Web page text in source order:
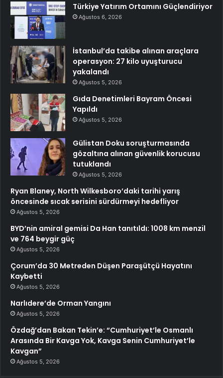
Türkiye Yatırım Ortamını Güçlendiriyor
Ağustos 6, 2026
İstanbul’da takibe alınan araçlara
operasyon: 27 kilo uyuşturucu
yakalandı
Ağustos 5, 2026
Gıda Denetimleri Bayram Öncesi
Yapıldı
Ağustos 5, 2026
Gülistan Doku soruşturmasında
gözaltına alınan güvenlik korucusu
tutuklandı
Ağustos 5, 2026
Ryan Blaney, North Wilkesboro’daki tarihi yarış
öncesinde sıcak serisini sürdürmeyi hedefliyor
Ağustos 5, 2026
BYD’nin amiral gemisi Da Han tanıtıldı: 1008 km menzil
ve 764 beygir güç
Ağustos 5, 2026
Çorum’da 30 Metreden Düşen Paraşütçü Hayatını
Kaybetti
Ağustos 5, 2026
Narlıdere’de Orman Yangını
Ağustos 5, 2026
Özdağ’dan Bakan Tekin’e: “Cumhuriyet’le Osmanlı
Arasında Bir Kavga Yok, Kavga Senin Cumhuriyet’le
Kavgan”
Ağustos 5, 2026